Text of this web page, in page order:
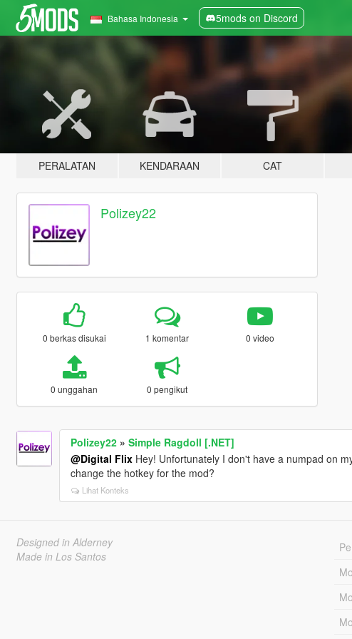
Bahasa Indonesia 5mods on Discord
PERALATAN KENDARAAN CAT
Polizey22
0 berkas disukai 1 komentar 0 video
0 unggahan 0 pengikut
Polizey22» Simple Ragdoll [.NET]
@Digital FlixHey! Unfortunately I don't have a numpad on
change the hotkey for the mod?
Lihat Konteks
Designed in Alderney
Made in Los Santos